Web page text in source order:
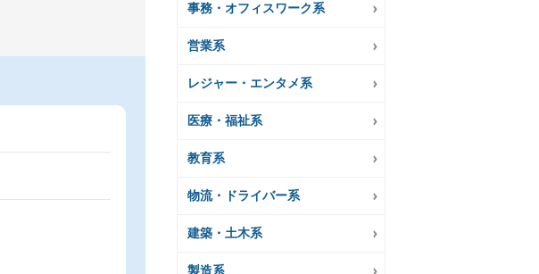
事務・オフィスワーク系
営業系
レジャー・エンタメ系
医療・福祉系
教育系
物流・ドライバー系
建築・土木系
製造系